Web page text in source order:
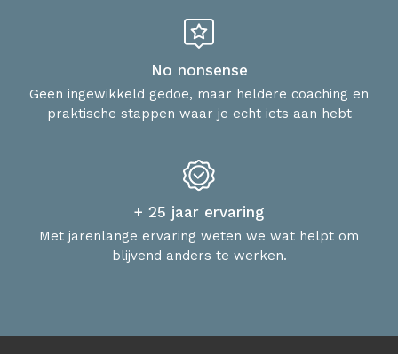
No nonsense
Geen ingewikkeld gedoe, maar heldere coaching en
praktische stappen waar je echt iets aan hebt
+ 25 jaar ervaring
Met jarenlange ervaring weten we wat helpt om
blijvend anders te werken.